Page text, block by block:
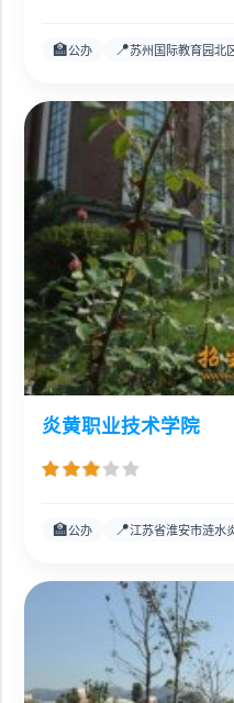
🏫公办 📍苏州国际教育园北
炎黄职业技术学院
🏫公办 📍江苏省淮安市涟水